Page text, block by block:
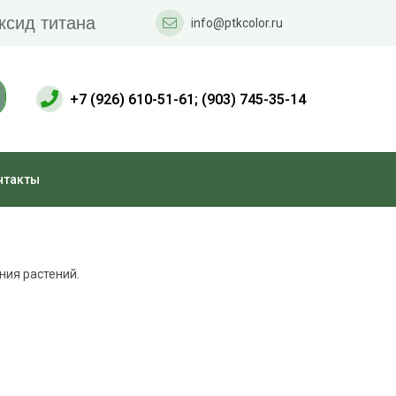
титана info@ptkcolor.ru
+7 (926) 610-51-61; (903) 745-35-14
растений.